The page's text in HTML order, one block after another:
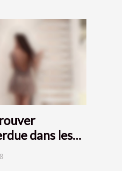
dans les
modernes